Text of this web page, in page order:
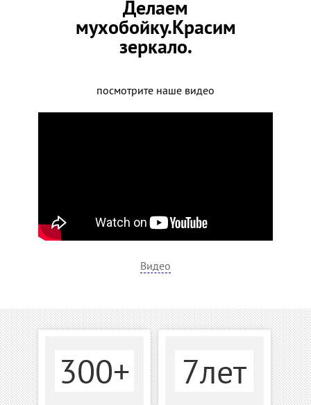
Делаем
мухобойку.Красим
зеркало.
посмотрите наше видео
Видео
300+ 7лет